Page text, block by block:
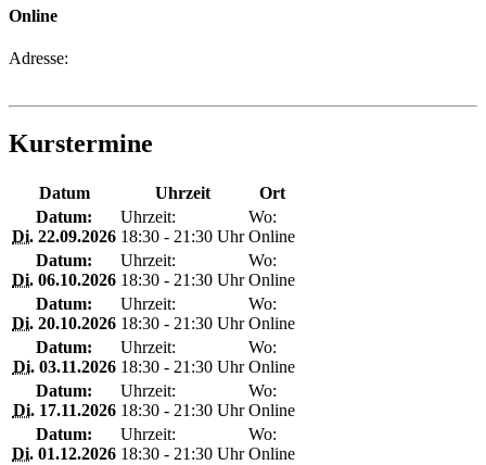
Online
Adresse:
Kurstermine
Datum Uhrzeit
Ort
Datum:
Di. 22.09.2026
Uhrzeit:
18:30 - 21:30 Uhr
Wo:
Online
Datum:
Di. 06.10.2026
Uhrzeit:
18:30 - 21:30 Uhr
Wo:
Online
Datum:
Di. 20.10.2026
Uhrzeit:
18:30 - 21:30 Uhr
Wo:
Online
Datum:
Di.03.11.2026
Uhrzeit:
18:30 - 21:30 Uhr
Wo:
Online
Datum:
Di.17.11.2026
Uhrzeit:
18:30 - 21:30 Uhr
Wo:
Online
Datum:
Di. 01.12.2026
Uhrzeit:
18:30 - 21:30 Uhr
Wo:
Online